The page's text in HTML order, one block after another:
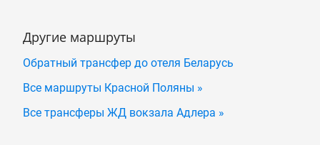
Другие маршруты
Обратный трансфер до отеля Беларусь
Все маршруты Красной Поляны »
Все трансферы ЖД вокзала Адлера »